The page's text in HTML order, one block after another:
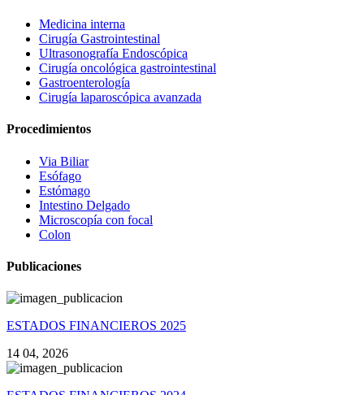
Medicina interna
Cirugía Gastrointestinal
Ultrasonografía Endoscópica
Cirugía oncológica gastrointestinal
Gastroenterología
Cirugía laparoscópica avanzada
Procedimientos
Via Biliar
Esófago
Estómago
Intestino Delgado
Microscopía con focal
Colon
Publicaciones
ESTADOS FINANCIEROS 2025
14 04, 2026